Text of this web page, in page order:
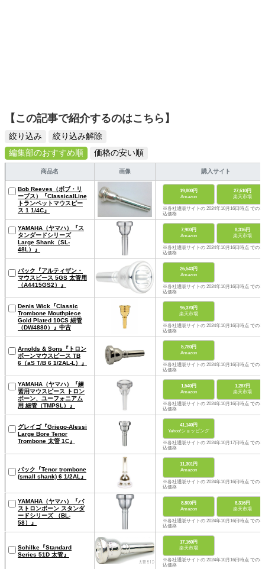
【この記事で紹介するのはこちら】
絞り込み
絞り込み解除
編集部のおすすめ順
価格の安い順
商品名 画像 購入サイト
Bob Reeves（ボブ・リ
ーブス）『ClassicalLine
トランペットマウスピー
ス 1 1/4C』
19,800円
Amazon
27,610円
楽天市場
※各社通販サイトの 2024年10月16日時点 での税
込価格
YAMAHA（ヤマハ）『ス
タンダードシリーズ
Large Shank（SL-
48L）』
7,900円
Amazon
8,316円
楽天市場
※各社通販サイトの 2024年10月16日時点 での税
込価格
バック『アルティザン・
マウスピース 5GS 太管用
（A4415GS2）』
26,543円
Amazon
※各社通販サイトの 2024年10月16日時点 での税
込価格
Denis Wick『Classic
Trombone Mouthpiece
Gold Plated 10CS 細管
（DW4880）』中古
96,370円
楽天市場
※各社通販サイトの 2024年10月16日時点 での税
込価格
Arnolds & Sons『トロン
ボーンマウスピース TB
6（aS T/B 6 1/2AL-L）』
5,780円
Amazon
※各社通販サイトの 2024年10月16日時点 での税
込価格
YAMAHA（ヤマハ）『練
習用マウスピース トロン
ボーン、ユーフォニアム
用 細管（TMPSL）』
1,540円
Amazon
1,287円
楽天市場
※各社通販サイトの 2024年10月16日時点 での税
込価格
グレイゴ『Griego-Alessi
Large Bore Tenor
Trombone 太管 1C』
41,140円
Yahoo!ショッピング
※各社通販サイトの 2024年10月17日時点 での税
込価格
バック『Tenor trombone
(small shank) 6 1/2AL』
11,301円
Amazon
※各社通販サイトの 2024年10月16日時点 での税
込価格
YAMAHA（ヤマハ）『バ
ストロンボーン スタンダ
ードシリーズ （BL-
58）』
8,800円
Amazon
8,316円
楽天市場
※各社通販サイトの 2024年10月16日時点 での税
込価格
Schilke『Standard
Series 51D 太管』
17,160円
楽天市場
※各社通販サイトの 2024年10月16日時点 での税
込価格